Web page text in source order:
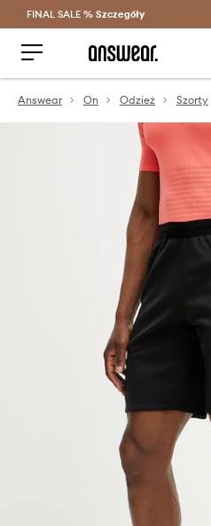
Oszczędzaj z
FINAL SALE % Szczegóły
Answear On Odzież Szorty